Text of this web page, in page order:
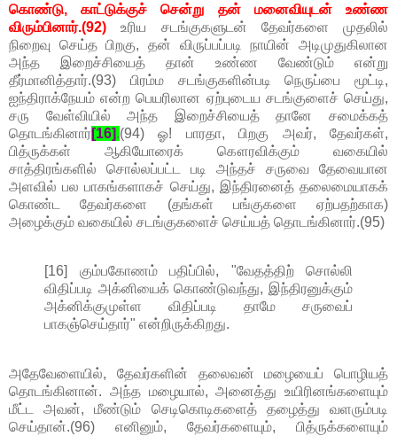
கொண்டு, காட்டுக்குச் சென்று தன் மனைவியுடன் உண்ண
விரும்பினார்.(92) உரிய சடங்குகளுடன் தேவர்களை முதலில்
நிறைவு செய்த பிறகு, தன் விருப்பப்படி நாயின் அடிமுதுகிலான
அந்த இறைச்சியைத் தான் உண்ண வேண்டும் என்று
தீர்மானித்தார்.(93) பிரம்ம சடங்குகளின்படி நெருப்பை மூட்டி,
ஐந்திராக்நேயம் என்ற பெயரிலான ஏற்புடைய சடங்குளைச் செய்து,
சரு வேள்வியில் அந்த இறைச்சியைத் தானே சமைக்கத்
தொடங்கினார்[16].(94) ஓ! பாரதா, பிறகு அவர், தேவர்கள்,
பித்ருக்கள் ஆகியோரைக் கௌரவிக்கும் வகையில்
சாத்திரங்களில் சொல்லப்பட்ட படி அந்தச் சருவை தேவையான
அளவில் பல பாகங்களாகச் செய்து, இந்திரனைத் தலைமையாகக்
கொண்ட தேவர்களை (தங்கள் பங்குகளை ஏற்பதற்காக)
அழைக்கும் வகையில் சடங்குகளைச் செய்யத் தொடங்கினார்.(95)
[16] கும்பகோணம் பதிப்பில், "வேதத்திற் சொல்லி
விதிப்படி அக்னியைக் கொண்டுவந்து, இந்திரனுக்கும்
அக்னிக்குமுள்ள விதிப்படி தாமே சருவைப்
பாகஞ்செய்தார்" என்றிருக்கிறது.
அதேவேளையில், தேவர்களின் தலைவன் மழையைப் பொழியத்
தொடங்கினான். அந்த மழையால், அனைத்து உயிரினங்களையும்
மீட்ட அவன், மீண்டும் செடிகொடிகளைத் தழைத்து வளரும்படி
செய்தான்.(96) எனினும், தேவர்களையும், பித்ருக்களையும்